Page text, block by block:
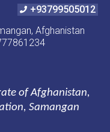
+93799505012
Afghanistan
of Afghanistan,
Samangan